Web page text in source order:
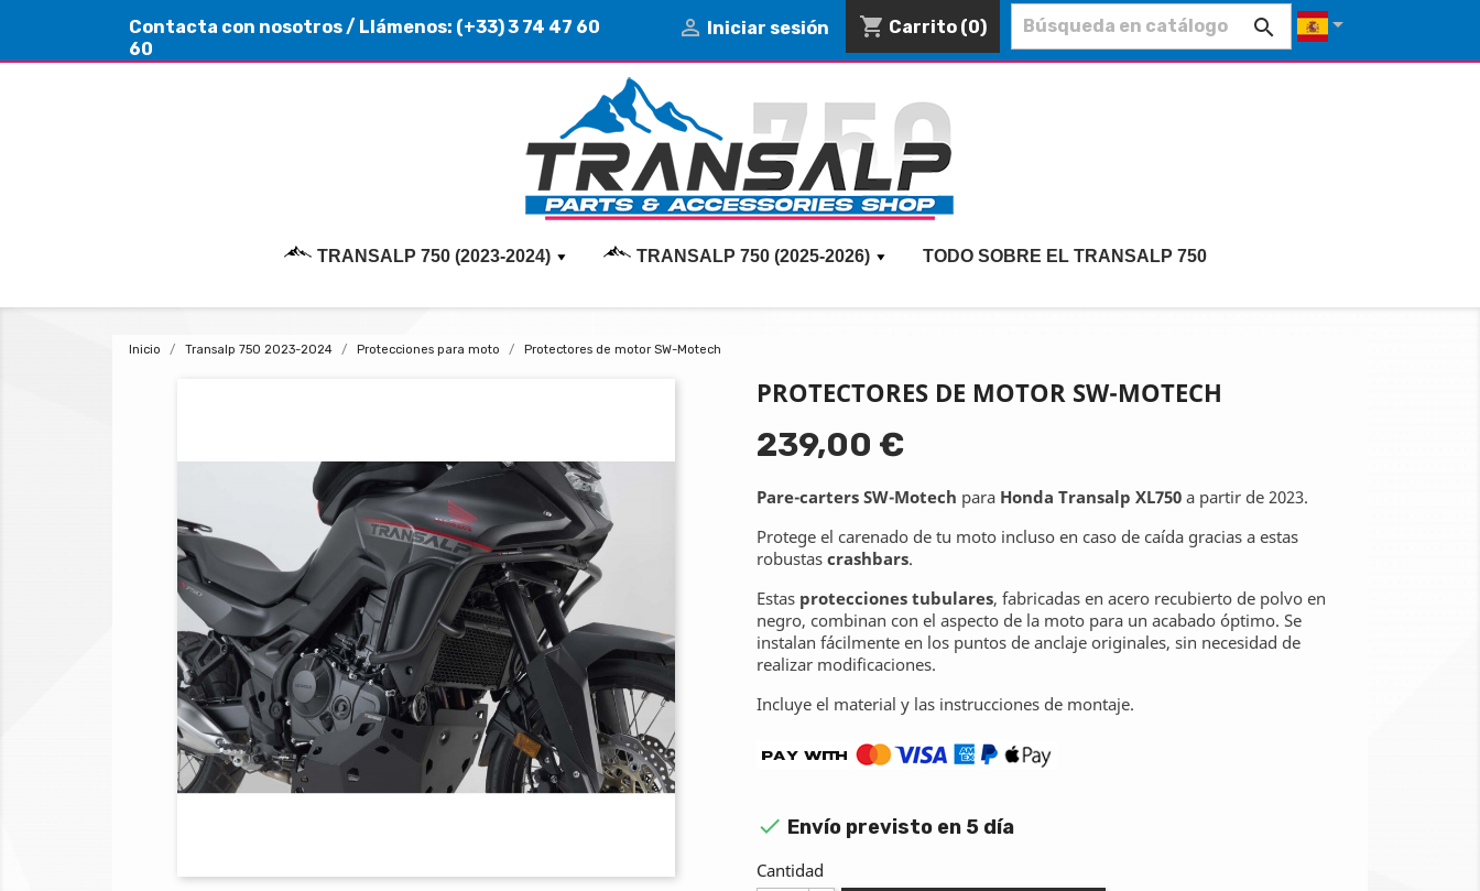
Contacta con nosotros/ Llámenos: (+33) 3 74 47 60
60
 Iniciar sesión shopping_cart Carrito (0)  
TRANSALP 750 (2023-2024) TRANSALP 750 (2025-2026) TODO SOBRE EL TRANSALP 750
Inicio Transalp 750 2023-2024 Protecciones para moto Protectores de motor SW-Motech
PROTECTORES DE MOTOR SW-MOTECH
239,00 €
Pare-carters SW-Motech para Honda Transalp XL750 a partir de 2023.
Protege el carenado de tu moto incluso en caso de caída gracias a estas
robustas crashbars.
Estas protecciones tubulares, fabricadas en acero recubierto de polvo en
negro, combinan con el aspecto de la moto para un acabado óptimo. Se
instalan fácilmente en los puntos de anclaje originales, sin necesidad de
realizar modificaciones.
Incluye el material y las instrucciones de montaje.
 Envío previsto en 5 día
Cantidad